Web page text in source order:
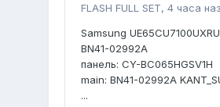
FLASH FULL SET,4 часа
Samsung
BN41-02992A
панель: CY-BC065HGSV1H
main: BN41-02992A
...